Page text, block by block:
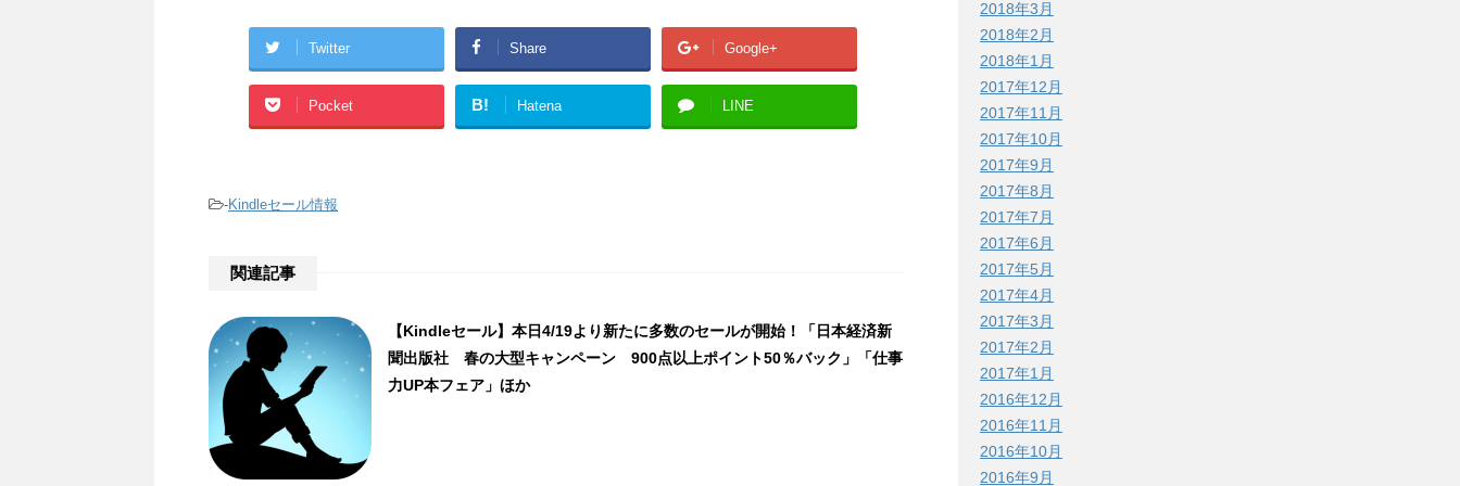
Twitter Share Google+
Pocket B! Hatena LINE
-Kindleセール情報
関連記事
【Kindleセール】本日4/19より新たに多数のセールが開始！「日本経済新
聞出版社 春の大型キャンペーン 900点以上ポイント50％バック」「仕事
力UP本フェア」ほか
2018年3月
2018年2月
2018年1月
2017年12月
2017年11月
2017年10月
2017年9月
2017年8月
2017年7月
2017年6月
2017年5月
2017年4月
2017年3月
2017年2月
2017年1月
2016年12月
2016年11月
2016年10月
2016年9月